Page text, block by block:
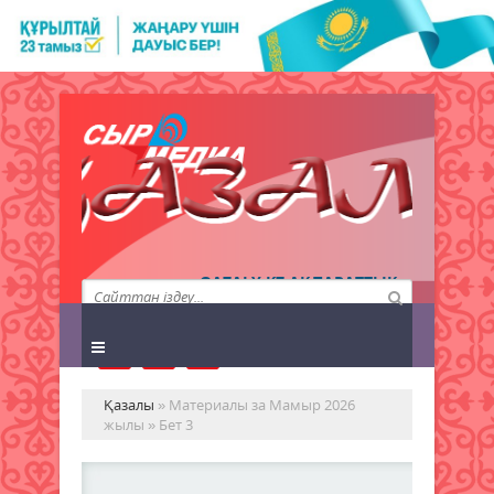
QAZALY.KZ АҚПАРАТТЫҚ
АГЕНТТІГІ
Қазалы » Материалы за Мамыр 2026
жылы » Бет 3
8